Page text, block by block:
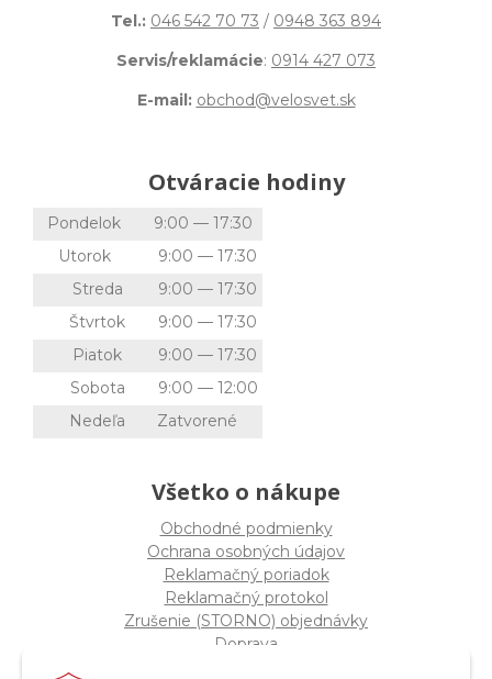
Tel.: 046 542 70 73 / 0948 363 894
Servis/reklamácie: 0914 427 073
E-mail: obchod@velosvet.sk
Otváracie hodiny
Pondelok
9:00 — 17:30
Utorok
9:00 — 17:30
Streda
9:00 — 17:30
Štvrtok
9:00 — 17:30
Piatok
9:00 — 17:30
Sobota
9:00 — 12:00
Nedeľa
Zatvorené
Všetko o nákupe
Obchodné podmienky
Ochrana osobných údajov
Reklamačný poriadok
Reklamačný protokol
Zrušenie (STORNO) objednávky
Doprava